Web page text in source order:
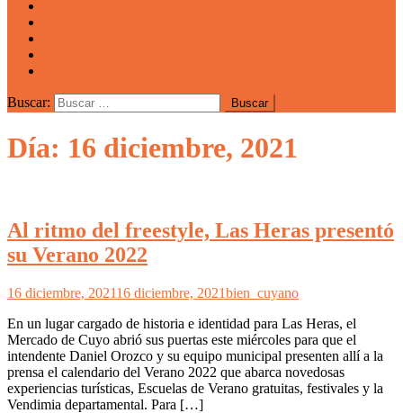
Buscar:
Día: 16 diciembre, 2021
Al ritmo del freestyle, Las Heras presentó
su Verano 2022
16 diciembre, 202116 diciembre, 2021bien_cuyano
En un lugar cargado de historia e identidad para Las Heras, el
Mercado de Cuyo abrió sus puertas este miércoles para que el
intendente Daniel Orozco y su equipo municipal presenten allí a la
prensa el calendario del Verano 2022 que abarca novedosas
experiencias turísticas, Escuelas de Verano gratuitas, festivales y la
Vendimia departamental. Para […]